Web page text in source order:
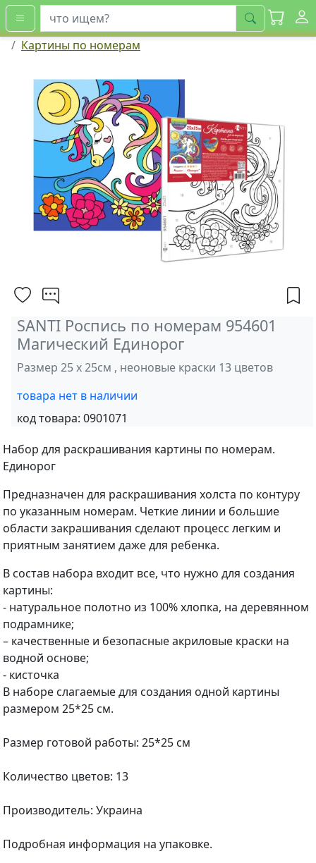
искать
Картины по номерам
SANTI Роспись по номерам 954601
Магический Единорог
Размер 25 х 25см , неоновые краски 13 цветов
товара нет в наличии
код товара: 0901071
Набор для раскрашивания картины по номерам.
Единорог
Предназначен для раскрашивания холста по контуру
по указанным номерам. Четкие линии и большие
области закрашивания сделают процесс легким и
приятным занятием даже для ребенка.
В состав набора входит все, что нужно для создания
картины:
- натуральное полотно из 100% хлопка, на деревянном
подрамнике;
– качественные и безопасные акриловые краски на
водной основе;
- кисточка
В наборе слагаемые для создания одной картины
размером 25*25 см.
Размер готовой работы: 25*25 см
Количество цветов: 13
Производитель: Украина
Подробная информация на упаковке.